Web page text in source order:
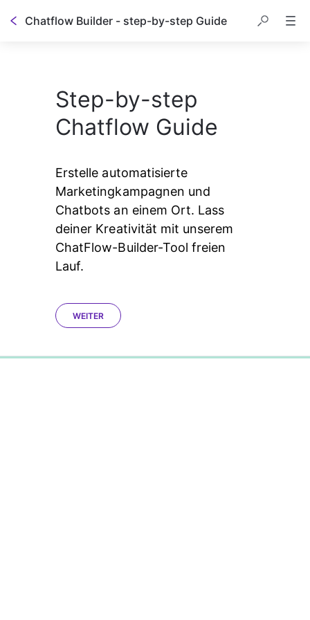
Chatflow Builder - step-by-step Guide
Step-by-step
Chatflow Guide
Erstelle automatisierte
Marketingkampagnen und
Chatbots an einem Ort. Lass
deiner Kreativität mit unserem
ChatFlow-Builder-Tool freien
Lauf.
WEITER
0%